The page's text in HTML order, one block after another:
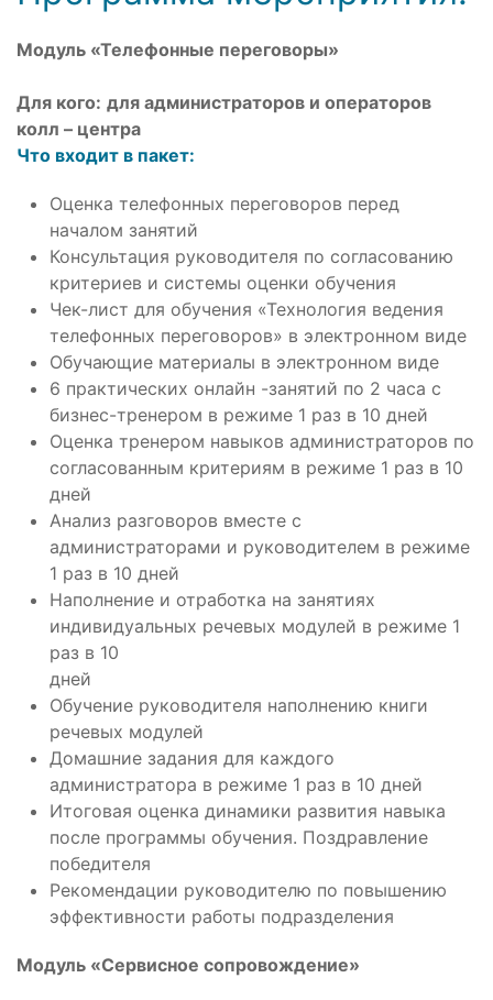
Модуль «Телефонные переговоры»
Для кого: для администраторов и операторов
колл – центра
Что входит в пакет:
Оценка телефонных переговоров перед
началом занятий
Консультация руководителя по согласованию
критериев и системы оценки обучения
Чек-лист для обучения «Технология ведения
телефонных переговоров» в электронном виде
Обучающие материалы в электронном виде
6 практических онлайн -занятий по 2 часа с
бизнес-тренером в режиме 1 раз в 10 дней
Оценка тренером навыков администраторов по
согласованным критериям в режиме 1 раз в 10
дней
Анализ разговоров вместе с
администраторами и руководителем в режиме
1 раз в 10 дней
Наполнение и отработка на занятиях
индивидуальных речевых модулей в режиме 1
раз в 10
дней
Обучение руководителя наполнению книги
речевых модулей
Домашние задания для каждого
администратора в режиме 1 раз в 10 дней
Итоговая оценка динамики развития навыка
после программы обучения. Поздравление
победителя
Рекомендации руководителю по повышению
эффективности работы подразделения
Модуль «Сервисное сопровождение»